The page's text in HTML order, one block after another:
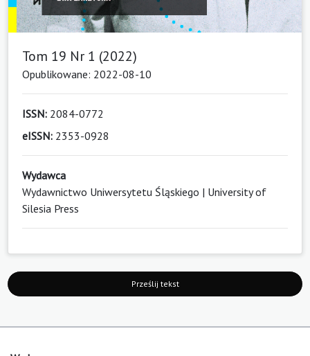
Tom 19 Nr 1 (2022)
Opublikowane: 2022-08-10
ISSN: 2084-0772
eISSN: 2353-0928
Wydawca
Wydawnictwo Uniwersytetu Śląskiego | University of
Silesia Press
Prześlij tekst